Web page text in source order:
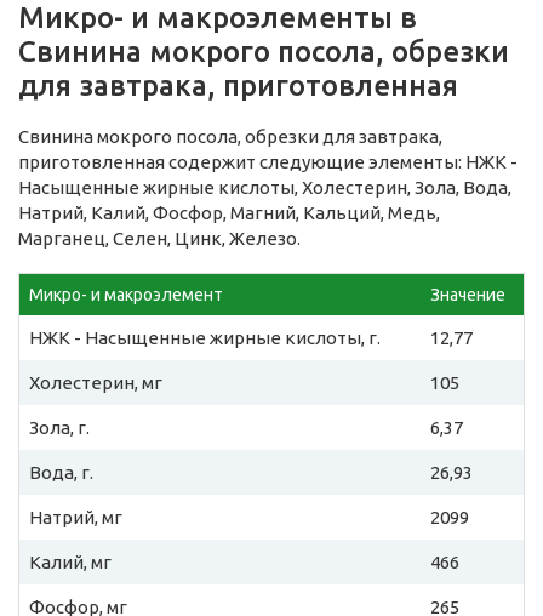
Микро- и макроэлементы в
Свинина мокрого посола, обрезки
для завтрака, приготовленная
Свинина мокрого посола, обрезки для завтрака,
приготовленная содержит следующие элементы: НЖК -
Насыщенные жирные кислоты, Холестерин, Зола, Вода,
Натрий, Калий, Фосфор, Магний, Кальций, Медь,
Марганец, Селен, Цинк, Железо.
Микро- и макроэлемент Значение
НЖК - Насыщенные жирные кислоты, г. 12,77
Холестерин, мг 105
Зола, г. 6,37
Вода, г. 26,93
Натрий, мг 2099
Калий, мг 466
Фосфор, мг 265